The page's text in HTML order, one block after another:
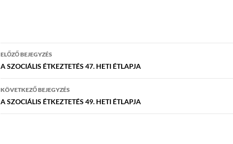
Bejegyzés
navigáció
ELŐZŐ BEJEGYZÉS
A SZOCIÁLIS ÉTKEZTETÉS 47. HETI ÉTLAPJA
KÖVETKEZŐ BEJEGYZÉS
A SZOCIÁLIS ÉTKEZTETÉS 49. HETI ÉTLAPJA